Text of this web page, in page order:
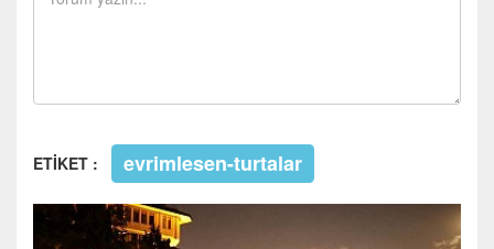
ETİKET : evrimlesen-turtalar